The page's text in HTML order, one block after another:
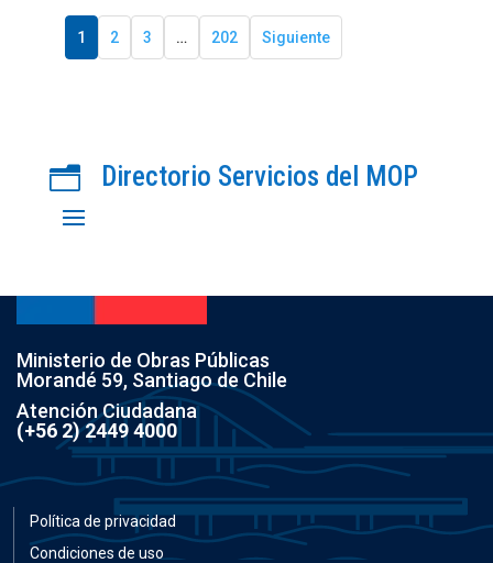
1 2 3 … 202 Siguiente
n Directorio Servicios del MOP
Ministerio de Obras Públicas
Morandé 59, Santiago de Chile
Atención Ciudadana
(+56 2) 2449 4000
Política de privacidad
Condiciones de uso